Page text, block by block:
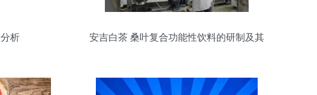
析
安吉白茶 桑叶复合功能性饮料的研制及其